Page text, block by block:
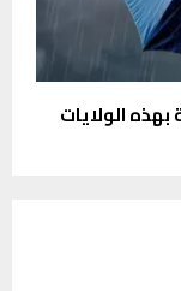
الولايات